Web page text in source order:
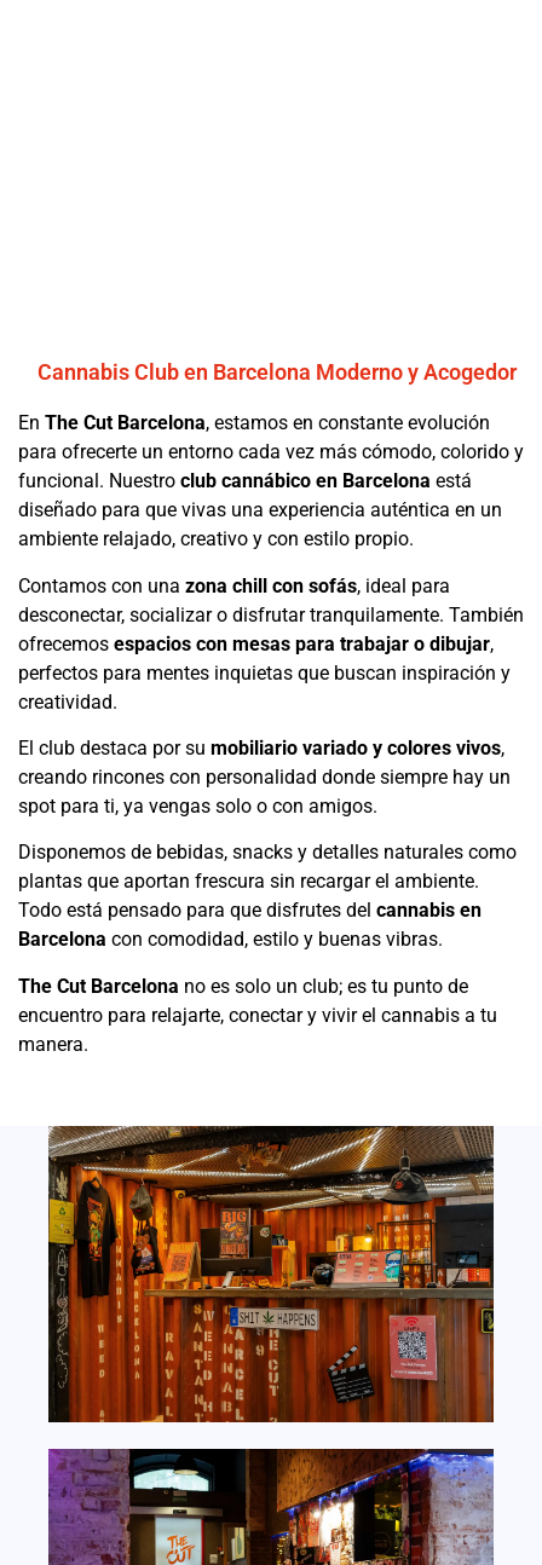
Cannabis Club en Barcelona Moderno y Acogedor
En The Cut Barcelona, estamos en constante evolución
para ofrecerte un entorno cada vez más cómodo, colorido y
funcional. Nuestro club cannábico en Barcelona está
diseñado para que vivas una experiencia auténtica en un
ambiente relajado, creativo y con estilo propio.
Contamos con una zona chill con sofás, ideal para
desconectar, socializar o disfrutar tranquilamente. También
ofrecemos espacios con mesas para trabajar o dibujar,
perfectos para mentes inquietas que buscan inspiración y
creatividad.
El club destaca por su mobiliario variado y colores vivos,
creando rincones con personalidad donde siempre hay un
spot para ti, ya vengas solo o con amigos.
Disponemos de bebidas, snacks y detalles naturales como
plantas que aportan frescura sin recargar el ambiente.
Todo está pensado para que disfrutes del cannabis en
Barcelona con comodidad, estilo y buenas vibras.
The Cut Barcelona no es solo un club; es tu punto de
encuentro para relajarte, conectar y vivir el cannabis a tu
manera.